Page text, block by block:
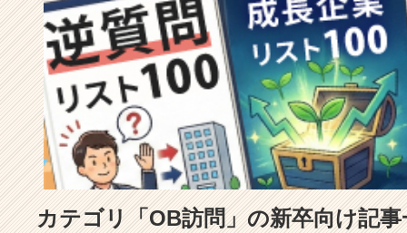
ト
が
届
く
就
サ
イ
ト
チ
キ
カテゴリ「OB訪問」の新卒向け記事